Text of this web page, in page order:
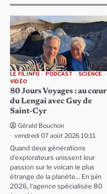
LE FIL INFO PODCAST
SCIENCE
VIDÉO
80 Jours Voyages : au cœur
du Lengai avec Guy de
Saint-Cyr
Gérald Bouchon
vendredi 07 août 2026 10:11
Quand deux générations
d'explorateurs unissent leur
passion sur le volcan le plus
étrange de la planète... En juin
2026, l'agence spécialisée 80